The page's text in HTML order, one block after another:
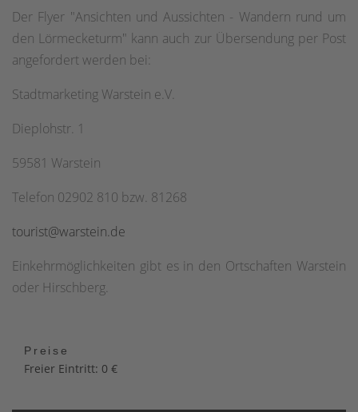
Der Flyer "Ansichten und Aussichten - Wandern rund um
den Lörmecketurm" kann auch zur Übersendung per Post
angefordert werden bei:
Stadtmarketing Warstein e.V.
Dieplohstr. 1
59581 Warstein
Telefon 02902 810 bzw. 81268
tourist@warstein.de
Einkehrmöglichkeiten gibt es in den Ortschaften Warstein
oder Hirschberg.
Preise
Freier Eintritt: 0 €